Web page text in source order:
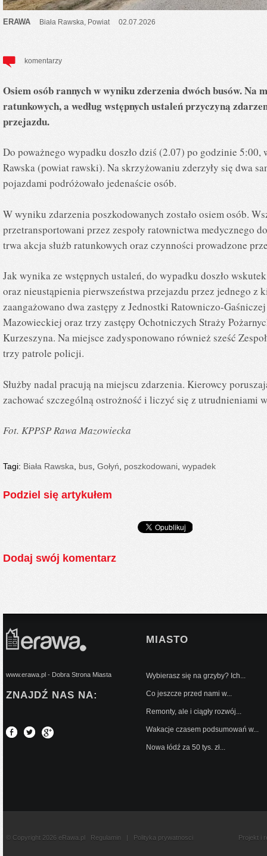
ERAWA Biała Rawska, Powiat 02.07.2026
komentarzy
Osiem osób rannych w wyniku zderzenia dwóch busów. Na
ratunkowych, a według wstępnych ustaleń przyczyną
przejazdu.
Do poważnego wypadku doszło dziś (2.07) po godzinie 5:00,
Rawska (powiat rawski). Na skrzyżowaniu zderzyły się dwa
pojazdami podróżowało jedenaście osób.
W wyniku zdarzenia poszkodowanych zostało osiem osób.
przetransportowani przez zespoły ratownictwa medycznego
trwa akcja służb ratunkowych oraz czynności prowadzone
Jak wynika ze wstępnych ustaleń, do wypadku doszło
oraz nieustąpienia pierwszeństwa przejazdu przez jednego z
zaangażowano dwa zastępy z Jednostki Ratowniczo-
Mazowieckiej oraz trzy zastępy Ochotniczych Straży
Kurzeszyna. Na miejsce zadysponowano również sześć
trzy patrole policji.
Służby nadal pracują na miejscu zdarzenia. Kierowcy
zachować szczególną ostrożność i liczyć się z utrudnieniami
Fot. KPPSP Rawa Mazowiecka
Tagi: Biała Rawska bus Gołyń poszkodowani wypadek
Podziel się artykułem
Dodaj swój komentarz
www.erawa.pl - Dobra Strona Miasta
ZNAJDŹ NAS NA:
MIASTO
Wybierasz się na grzyby? Ich...
Co jeszcze przed nami w...
Remonty, ale i ciągły rozwój...
Wakacje czasem podsumowań w...
Nowa łódź za 50 tys. zł...
© Copyright 2026 eRawa.pl Regulamin | Polityka prywatnosci Projekt i